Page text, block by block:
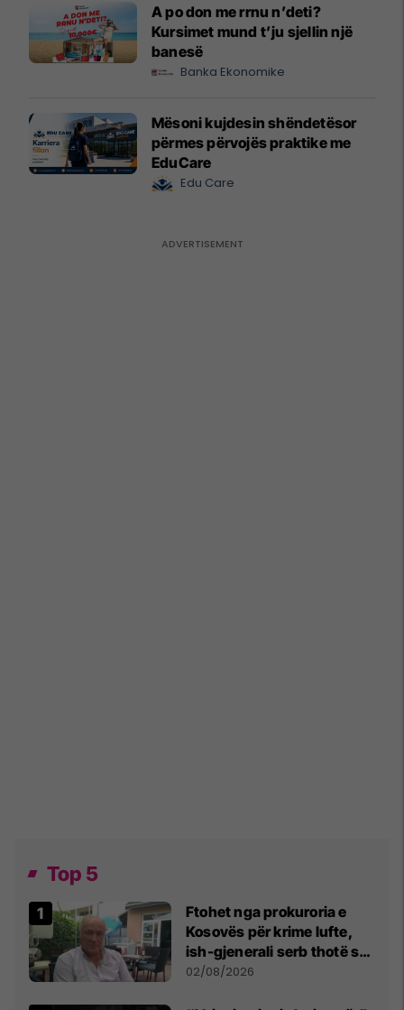
A po don me rrnu n’deti?
Kursimet mund t’ju sjellin një
banesë
Banka Ekonomike
Mësoni kujdesin shëndetësor
përmes përvojës praktike me
EduCare
Edu Care
Top 5
Ftohet nga prokuroria e
Kosovës për krime lufte,
ish-gjenerali serb thotë se
dikush e tradhtoi në
02/08/2026